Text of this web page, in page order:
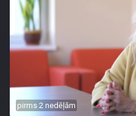
pirms 2 nedēļām